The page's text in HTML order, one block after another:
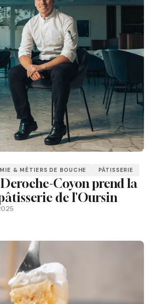
& MÉTIERS DE BOUCHE PÂTISSERIE
Coyon prend la
de l'Oursin